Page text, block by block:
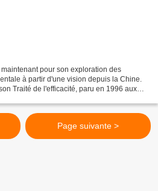
pour son exploration des
à partir d'une vision depuis la Chine.
Traité de l'efficacité, paru en 1996 aux
Page suivante >